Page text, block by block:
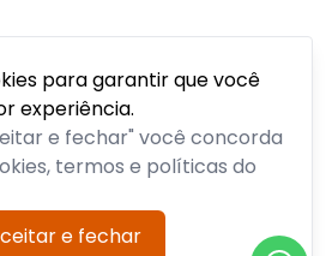
para garantir que você
experiência.
e fechar" você concorda
termos e políticas do
e fechar
sobre o time, venda de
sócios, serviços aos torcedores e